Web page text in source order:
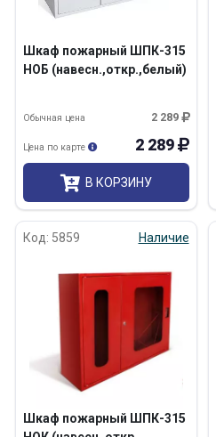
Шкаф пожарный ШПК-315
НОБ (навесн.,откр.,белый)
2 289
Обычная цена
2 289
Цена по карте
В КОРЗИНУ
Код: 5859 Наличие
Шкаф пожарный ШПК-315